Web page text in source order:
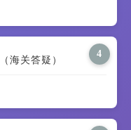
4
海关答疑）